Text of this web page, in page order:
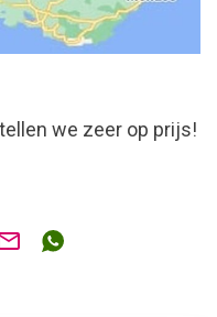
we zeer op prijs!